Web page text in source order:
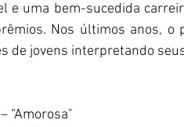
e uma bem-sucedida
Nos últimos anos, o
de jovens interpretando
“Amorosa"